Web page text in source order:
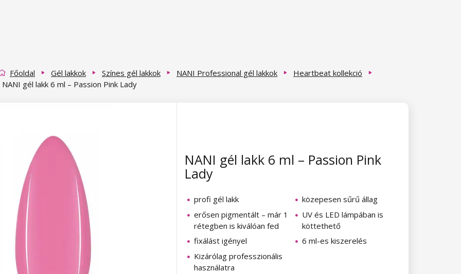
Főoldal Gél lakkok Színes gél lakkok NANI Professional gél lakkok
Heartbeat kollekció
NANI gél lakk 6 ml – Passion Pink Lady
NANI gél lakk 6 ml – Passion Pink
Lady
profi gél lakk
közepesen sűrű állag
erősen pigmentált – már 1
rétegben is kiválóan fed
UV és LED lámpában is
köttethető
fixálást igényel
6 ml-es kiszerelés
Kizárólag professzionális
használatra